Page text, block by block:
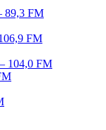
89,3 FM
FM
104,0 FM